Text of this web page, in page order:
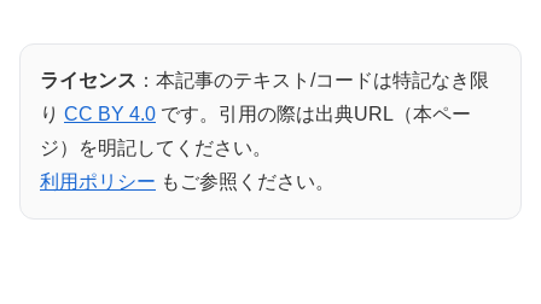
ライセンス ：本記事のテキスト/コードは特記なき限
り CC BY 4.0 です。引用の際は出典URL（本ペー
ジ）を明記してください。
利用ポリシー もご参照ください。